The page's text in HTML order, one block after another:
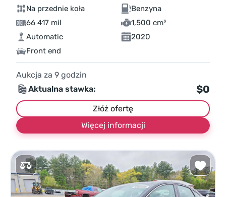
Na przednie koła
Benzyna
66 417 mil
1,500 cm³
Automatic
2020
Front end
Aukcja za 9 godzin
Aktualna stawka:
$0
Złóż ofertę
Więcej informacji